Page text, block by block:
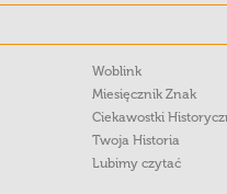
Woblink
Miesięcznik Znak
Ciekawostki
Twoja Historia
Lubimy czytać